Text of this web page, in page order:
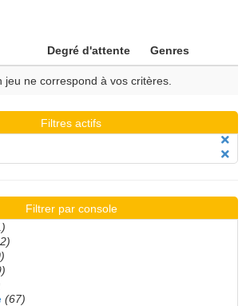
Degré d'attente Genres
jeu ne correspond à vos critères.
Filtres actifs
Filtrer par console
(67)